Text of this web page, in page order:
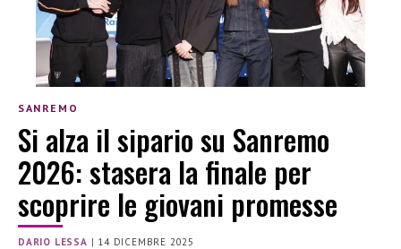
SANREMO
Si alza il sipario su Sanremo
2026: stasera la finale per
scoprire le giovani promesse
DARIO LESSA | 14 DICEMBRE 2025